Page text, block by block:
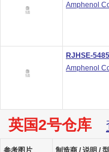
Amphenol
RJHSE-5485
Amphenol
英国2号仓库
参考图片 制造商 / 说明 /